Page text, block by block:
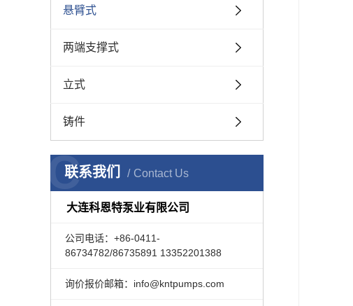
悬臂式
两端支撑式
立式
铸件
联系我们 Contact Us
C
大连科恩特泵业有限公司
公司电话：+86-0411-
86734782/86735891 13352201388
询价报价邮箱：info@kntpumps.com